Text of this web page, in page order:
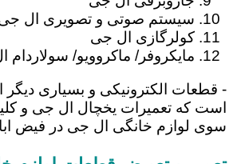
سیستم صوتی و تصویری ال
کولرگازی ال جی
مایکروفر/ ماکروویو/ سولاردام
- قطعات الکترونیکی و بسیاری دیگر
است که تعمیرات یخچال ال جی و
سوی لوازم خانگی ال جی در فیض